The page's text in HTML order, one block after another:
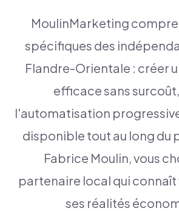
MoulinMarketing
spécifiques des
Flandre-Orientale : créer
efficace sans
l'automatisation
disponible tout au long du
Fabrice Moulin, vous
partenaire local qui
ses réalités